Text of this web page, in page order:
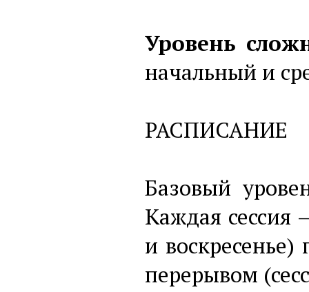
Уровень
начальный и
РАСПИСАНИЕ
Базовый
Каждая сессия
и
перерывом